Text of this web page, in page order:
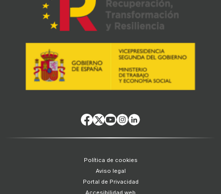
Política de cookies
Aviso legal
Portal de Privacidad